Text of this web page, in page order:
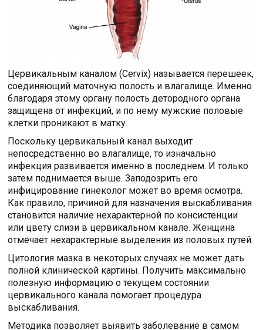
Цервикальным каналом (Cervix) называется перешеек,
соединяющий маточную полость и влагалище. Именно
благодаря этому органу полость детородного органа
защищена от инфекций, и по нему мужские половые
клетки проникают в матку.
Поскольку цервикальный канал выходит
непосредственно во влагалище, то изначально
инфекция развивается именно в последнем. И только
затем поднимается выше. Заподозрить его
инфицирование гинеколог может во время осмотра.
Как правило, причиной для назначения выскабливания
становится наличие нехарактерной по консистенции
или цвету слизи в цервикальном канале. Женщина
отмечает нехарактерные выделения из половых путей.
Цитология мазка в некоторых случаях не может дать
полной клинической картины. Получить максимально
полезную информацию о текущем состоянии
цервикального канала помогает процедура
выскабливания.
Методика позволяет выявить заболевание в самом